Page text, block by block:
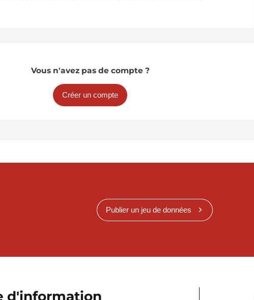
Vous n'avez pas de compte ?
Créer un compte
Publier un jeu de données
d'information